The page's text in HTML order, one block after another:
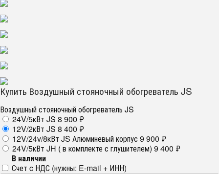
Купить Воздушный стояночный обогреватель JS
Воздушный стояночный обогреватель JS
24V/5кВт JS 8 900 ₽
12V/2кВт JS 8 400 ₽
12V/24v/8кВт JS Алюминевый корпус 9 900 ₽
24V/5кВт JH ( в комплекте с глушителем) 9 400 ₽
В наличии
Счет c НДС (нужны: E-mail + ИНН)